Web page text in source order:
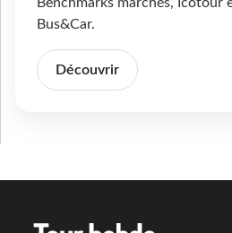
Bus&Car.
Découvrir